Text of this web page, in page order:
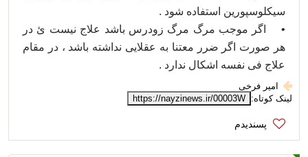
سیکلوسپورین استفاده شود .
• اگر موجب مرگ مرگ زودرس باشد علاج نیست ئ در
هر صورت اگر ضرر معتنا به عقلایی نداشته باشد ، در مقام
علاج فی نفسه اشکال ندارد .
امیر فرخی
لینک کوتاه: https://nayzinews.ir/00003W